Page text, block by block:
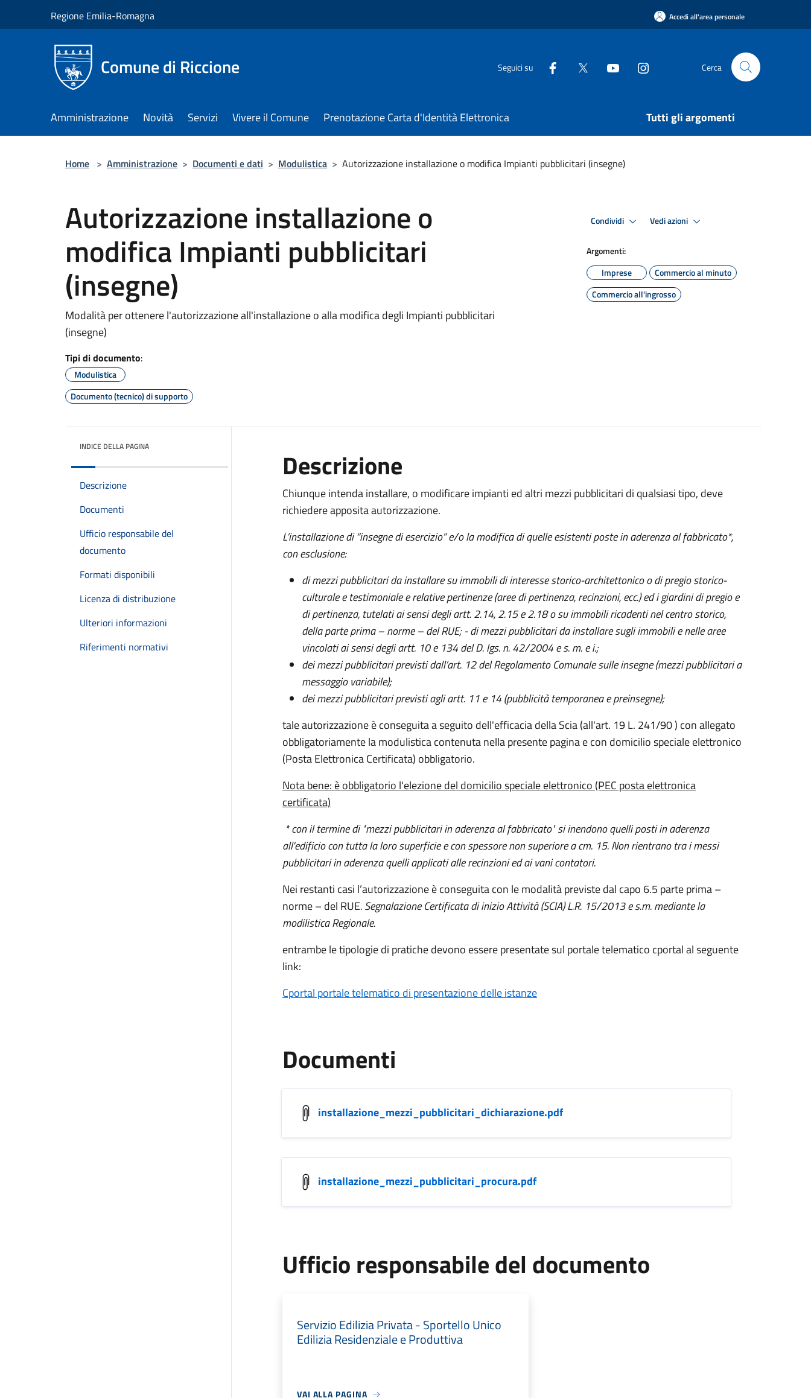
Regione Emilia-Romagna Accedi all'area personale
Comune di Riccione Seguici su Cerca
Amministrazione Novità Servizi Vivere il Comune Prenotazione Carta d'Identità Elettronica Tutti gli argomenti
Home > Amministrazione > Documenti e dati > Modulistica > Autorizzazione installazione o modifica Impianti pubblicitari (insegne)
Autorizzazione installazione o
modifica Impianti pubblicitari
(insegne)
Modalità per ottenere l'autorizzazione all'installazione o alla modifica degli Impianti pubblicitari
(insegne)
Tipi di documento:
Modulistica
Documento (tecnico) di supporto
Condividi Vedi azioni
Argomenti:
Imprese
Commercio al minuto
Commercio all'ingrosso
INDICE DELLA PAGINA
Descrizione
Documenti
Ufficio responsabile del
documento
Formati disponibili
Licenza di distribuzione
Ulteriori informazioni
Riferimenti normativi
Descrizione
Chiunque intenda installare, o modificare impianti ed altri mezzi pubblicitari di qualsiasi tipo, deve
richiedere apposita autorizzazione.
L’installazione di “insegne di esercizio” e/o la modifica di quelle esistenti poste in aderenza al fabbricato*,
con esclusione:
di mezzi pubblicitari da installare su immobili di interesse storico-architettonico o di pregio storico-
culturale e testimoniale e relative pertinenze (aree di pertinenza, recinzioni, ecc.) ed i giardini di pregio e
di pertinenza, tutelati ai sensi degli artt. 2.14, 2.15 e 2.18 o su immobili ricadenti nel centro storico,
della parte prima – norme – del RUE;- di mezzi pubblicitari da installare sugli immobili e nelle aree
vincolati ai sensi degli artt. 10 e 134 del D. lgs. n. 42/2004 e s. m. e i.;
dei mezzi pubblicitari previsti dall’art. 12 del Regolamento Comunale sulle insegne (mezzi pubblicitari a
messaggio variabile);
dei mezzi pubblicitari previsti agli artt. 11 e 14 (pubblicità temporanea e preinsegne);
tale autorizzazione è conseguita a seguito dell'efficacia della Scia (all'art. 19 L. 241/90 ) con allegato
obbligatoriamente la modulistica contenuta nella presente pagina e con domicilio speciale elettronico
(Posta Elettronica Certificata) obbligatorio.
​Nota bene: è obbligatorio l'elezione del domicilio speciale elettronico (PEC posta elettronica
certificata)
* con il termine di "mezzi pubblicitari in aderenza al fabbricato" si inendono quelli posti in aderenza
all'edificio con tutta la loro superficie e con spessore non superiore a cm. 15. Non rientrano tra i messi
pubblicitari in aderenza quelli applicati alle recinzioni ed ai vani contatori.
Nei restanti casi l’autorizzazione è conseguita con le modalità previste dal capo 6.5 parte prima –
norme – del RUE. Segnalazione Certificata di inizio Attività (SCIA) L.R. 15/2013 e s.m. mediante la
modilistica Regionale.
entrambe le tipologie di pratiche devono essere presentate sul portale telematico cportal al seguente
link:
Cportal portale telematico di presentazione delle istanze
Documenti
installazione_mezzi_pubblicitari_dichiarazione.pdf
installazione_mezzi_pubblicitari_procura.pdf
Ufficio responsabile del documento
Servizio Edilizia Privata - Sportello Unico
Edilizia Residenziale e Produttiva
VAI ALLA PAGINA